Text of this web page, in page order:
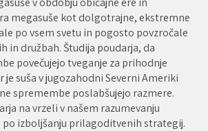
megasuše kot dolgotrajne, ekstremne
po vsem svetu in pogosto povzročale
in družbah. Študija poudarja, da
povečujejo tveganje za prihodnje
je suša v jugozahodni Severni Ameriki
spremembe poslabšujejo razmere.
na vrzeli v našem razumevanju
izboljšanju prilagoditvenih strategij.